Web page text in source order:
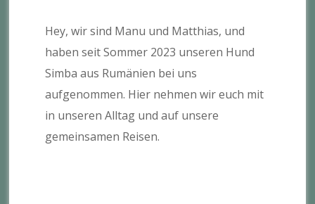
Hey, wir sind Manu und Matthias, und
haben seit Sommer 2023 unseren Hund
Simba aus Rumänien bei uns
aufgenommen. Hier nehmen wir euch mit
in unseren Alltag und auf unsere
gemeinsamen Reisen.